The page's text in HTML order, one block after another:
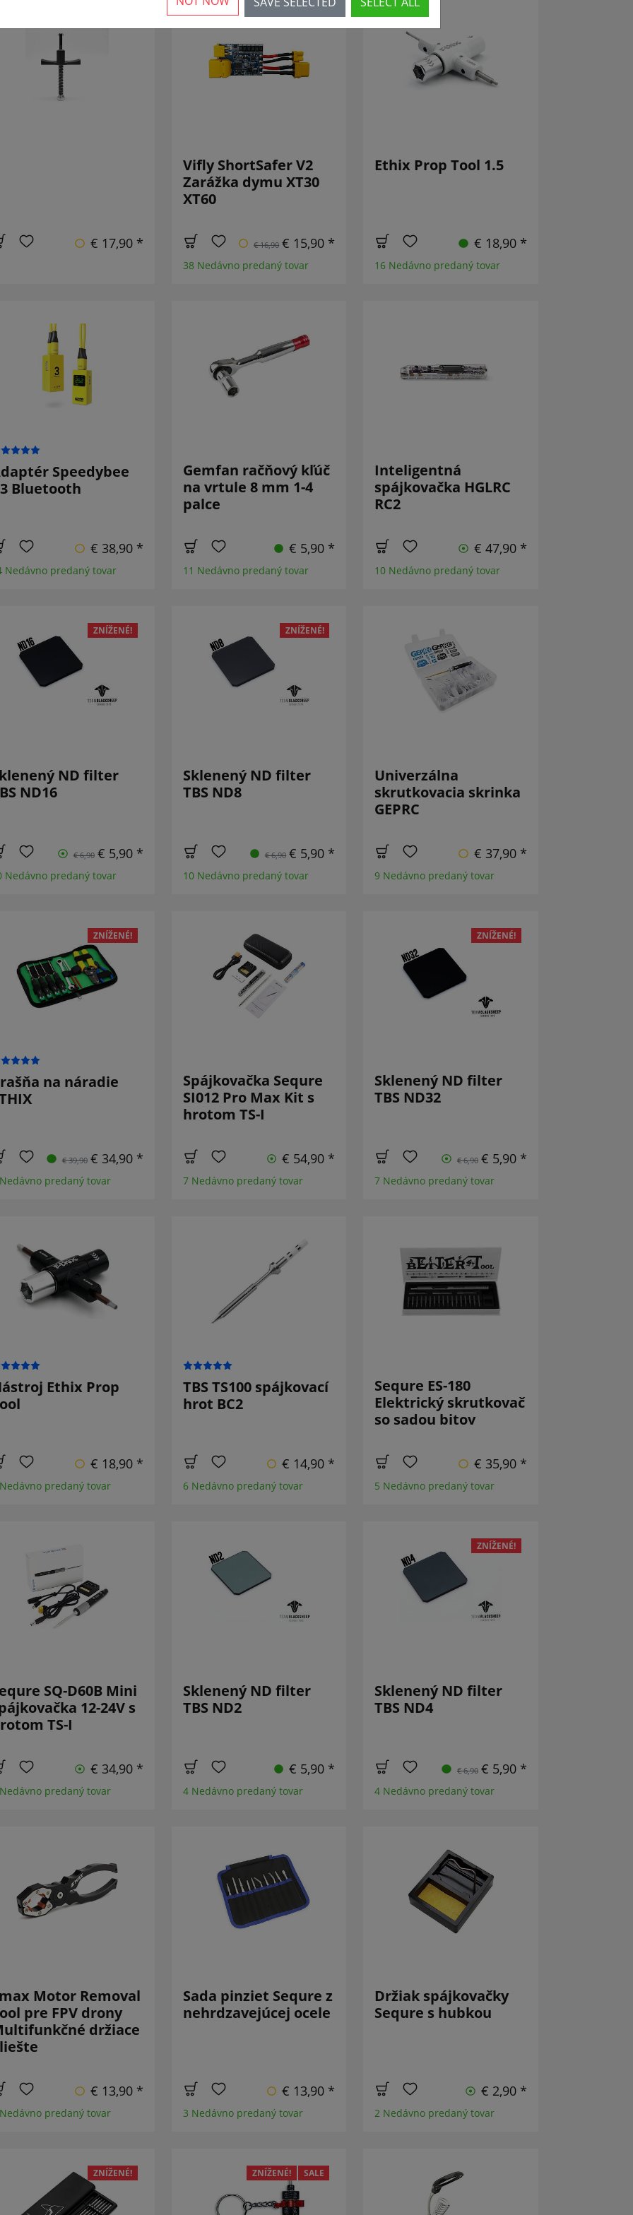
€ 17,90 *
ZNÍŽENÉ!
Vifly ShortSafer V2
Zarážka dymu XT30
XT60
€ 16,90 € 15,90 *
38 Nedávno predaný tovar
Ethix Prop Tool 1.5
€ 18,90 *
16 Nedávno predaný tovar
Speedybee
Bluetooth
€ 38,90 *
Nedávno predaný tovar
Gemfan račňový kľúč
na vrtule 8 mm 1-4
palce
€ 5,90 *
11 Nedávno predaný tovar
Inteligentná
spájkovačka HGLRC
RC2
€ 47,90 *
10 Nedávno predaný tovar
ZNÍŽENÉ!
ND filter
ND16
€ 6,90 € 5,90 *
Nedávno predaný tovar
ZNÍŽENÉ!
Sklenený ND filter
TBS ND8
€ 6,90 € 5,90 *
10 Nedávno predaný tovar
Univerzálna
skrutkovacia skrinka
GEPRC
€ 37,90 *
9 Nedávno predaný tovar
ZNÍŽENÉ!
na náradie
€ 39,90 € 34,90 *
predaný tovar
Spájkovačka Sequre
SI012 Pro Max Kit s
hrotom TS-I
€ 54,90 *
7 Nedávno predaný tovar
ZNÍŽENÉ!
Sklenený ND filter
TBS ND32
€ 6,90 € 5,90 *
7 Nedávno predaný tovar
Ethix Prop
€ 18,90 *
predaný tovar
TBS TS100 spájkovací
hrot BC2
€ 14,90 *
6 Nedávno predaný tovar
Sequre ES-180
Elektrický skrutkovač
so sadou bitov
€ 35,90 *
5 Nedávno predaný tovar
SQ-D60B Mini
12-24V s
TS-I
€ 34,90 *
predaný tovar
Sklenený ND filter
TBS ND2
€ 5,90 *
4 Nedávno predaný tovar
ZNÍŽENÉ!
Sklenený ND filter
TBS ND4
€ 6,90 € 5,90 *
4 Nedávno predaný tovar
Motor Removal
pre FPV drony
držiace
€ 13,90 *
predaný tovar
Sada pinziet Sequre z
nehrdzavejúcej ocele
€ 13,90 *
3 Nedávno predaný tovar
Držiak spájkovačky
Sequre s hubkou
€ 2,90 *
2 Nedávno predaný tovar
ZNÍŽENÉ! ZNÍŽENÉ! SALE